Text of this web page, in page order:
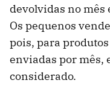
devolvidas no mês
Os pequenos
pois, para
enviadas por mês,
considerado.